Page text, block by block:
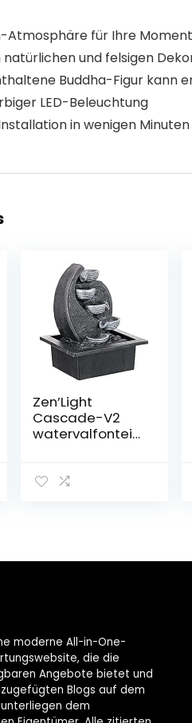
Atmosphäre für Ihre
und felsigen
Buddha-Figur kann
LED-Beleuchtung
in wenigen
Zen’Light
Cascade-V2
watervalfontein
x 26 cm
moderne All-in-One-
die die
Angebote bietet und
Blogs auf dem
dem